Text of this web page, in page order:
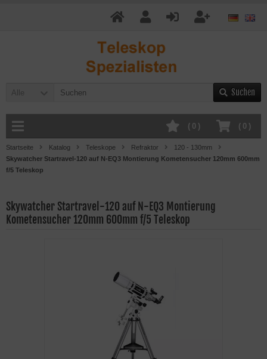
Alle Suchen
( 0 )
( 0 )
Startseite Katalog Teleskope Refraktor
120 - 130mm
Skywatcher Startravel-120 auf N-EQ3 Montierung Kometensucher 120mm 600mm
f/5 Teleskop
Skywatcher Startravel-120 auf N-EQ3 Montierung
Kometensucher 120mm 600mm f/5 Teleskop